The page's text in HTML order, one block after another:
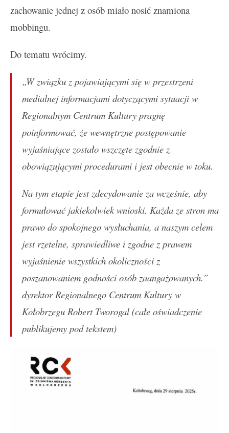
zachowanie jednej z osób miało nosić znamiona
mobbingu.
Do tematu wrócimy.
„W związku z pojawiającymi się w przestrzeni
medialnej informacjami dotyczącymi sytuacji w
Regionalnym Centrum Kultury pragnę
poinformować, że wewnętrzne postępowanie
wyjaśniające zostało wszczęte zgodnie z
obowiązującymi procedurami i jest obecnie w toku.
Na tym etapie jest zdecydowanie za wcześnie, aby
formułować jakiekolwiek wnioski. Każda ze stron ma
prawo do spokojnego wysłuchania, a naszym celem
jest rzetelne, sprawiedliwe i zgodne z prawem
wyjaśnienie wszystkich okoliczności z
poszanowaniem godności osób zaangażowanych.”
dyrektor Regionalnego Centrum Kultury w
Kołobrzegu Robert Tworogal (całe oświadczenie
publikujemy pod tekstem)